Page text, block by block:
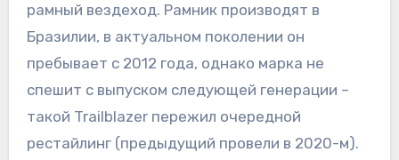
рамный вездеход. Рамник производят в
Бразилии, в актуальном поколении он
пребывает с 2012 года, однако марка не
спешит с выпуском следующей генерации –
такой Trailblazer пережил очередной
рестайлинг (предыдущий провели в 2020-м).